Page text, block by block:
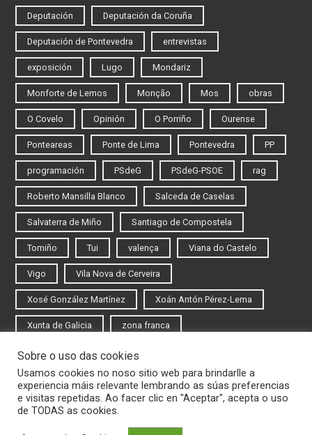
Deputación Deputación da Coruña
Deputación de Pontevedra entrevistas
exposición Lugo Mondariz
Monforte de Lemos Monção Mos obras
O Covelo Opinión O Porriño Ourense
Ponteareas Ponte de Lima Pontevedra PP
programación PSdeG PSdeG-PSOE rag
Roberto Mansilla Blanco Salceda de Caselas
Salvaterra de Miño Santiago de Compostela
Tomiño Tui valença Viana do Castelo
Vigo Vila Nova de Cerveira
Xosé González Martínez Xoán Antón Pérez-Lema
Xunta de Galicia zona franca
Iniciar sesión
Rexistrarse
Sobre o uso das cookies
Usamos cookies no noso sitio web para brindarlle a
experiencia máis relevante lembrando as súas preferencias
e visitas repetidas. Ao facer clic en "Aceptar", acepta o uso
de TODAS as cookies.